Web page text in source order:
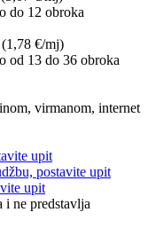
do 12 obroka
€/mj)
od 13 do 36 obroka
virmanom, internet
upit
postavite upit
upit
ne predstavlja